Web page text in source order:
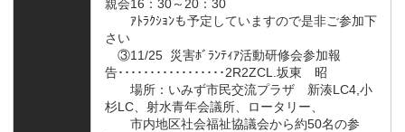
親会16：30～20：30
ｱﾄﾗｸｼｮﾝも予定していますので是非ご参加下
さい
③11/25 災害ﾎﾞﾗﾝﾃｨｱ活動研修会参加報
告･････････････････2R2ZCL.坂東 昭
場所：いみず市民交流プラザ 新湊LC4,小
杉LC、射水青年会議所、ロータリー、
市内地区社会福祉協議会から約50名の参